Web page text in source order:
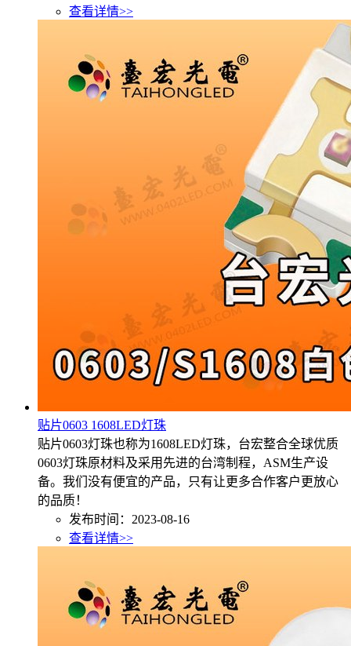
查看详情>>
贴片0603 1608LED灯珠
贴片0603灯珠也称为1608LED灯珠，台宏整合全球优质
0603灯珠原材料及采用先进的台湾制程，ASM生产设
备。我们没有便宜的产品，只有让更多合作客户更放心
的品质！
发布时间：2023-08-16
查看详情>>